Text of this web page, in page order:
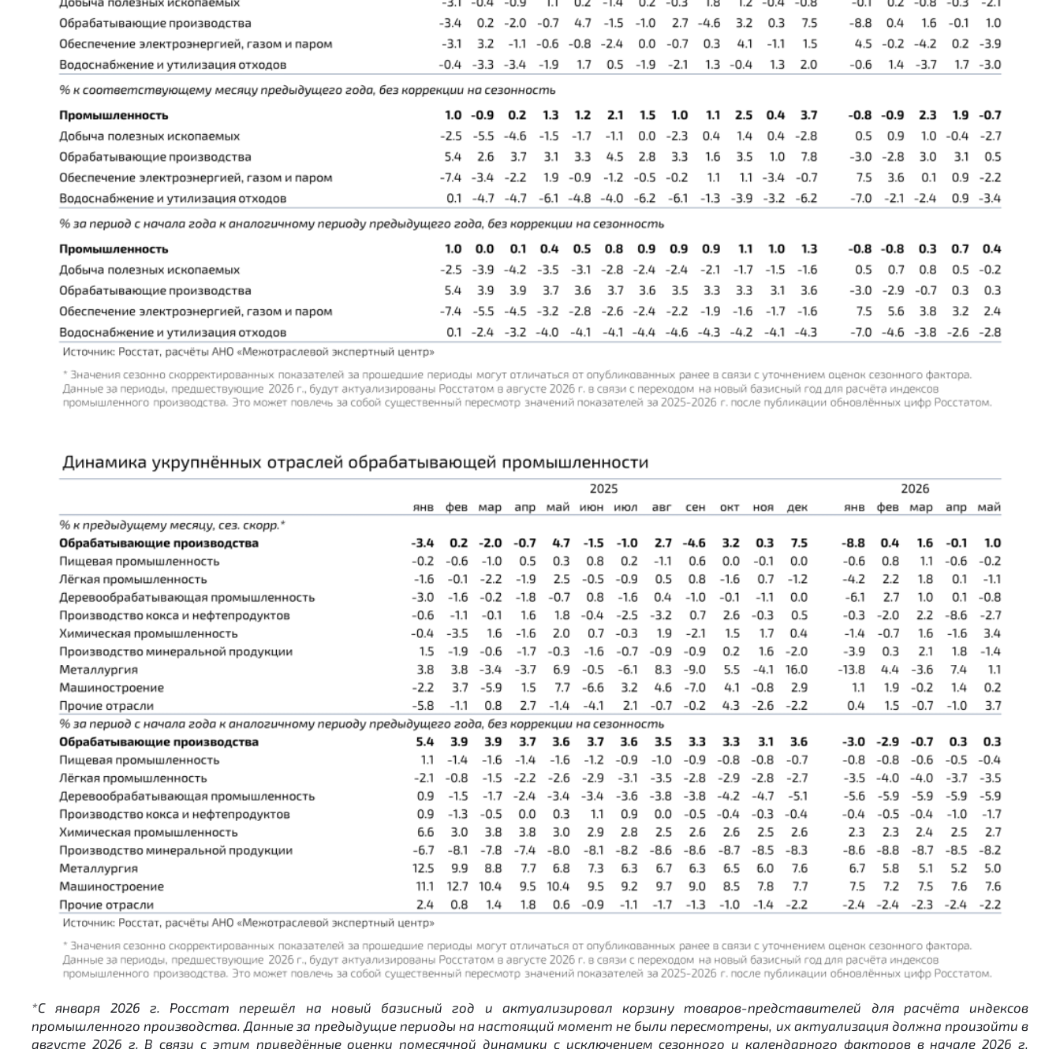
*С января 2026 г. Росстат перешёл на новый базисный год и актуализировал корзину товаров-представителей для расчёта индексов
промышленного производства. Данные за предыдущие периоды на настоящий момент не были пересмотрены, их актуализация должна произойти в
августе 2026 г. В связи с этим приведённые оценки помесячной динамики с исключением сезонного и календарного факторов в начале 2026 г.